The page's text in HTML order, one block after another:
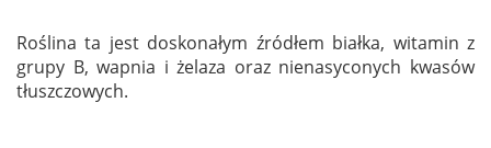
kuchnia
praca
Roślina ta jest doskonałym źródłem białka, witamin z
grupy B, wapnia i żelaza oraz nienasyconych kwasów
tłuszczowych.